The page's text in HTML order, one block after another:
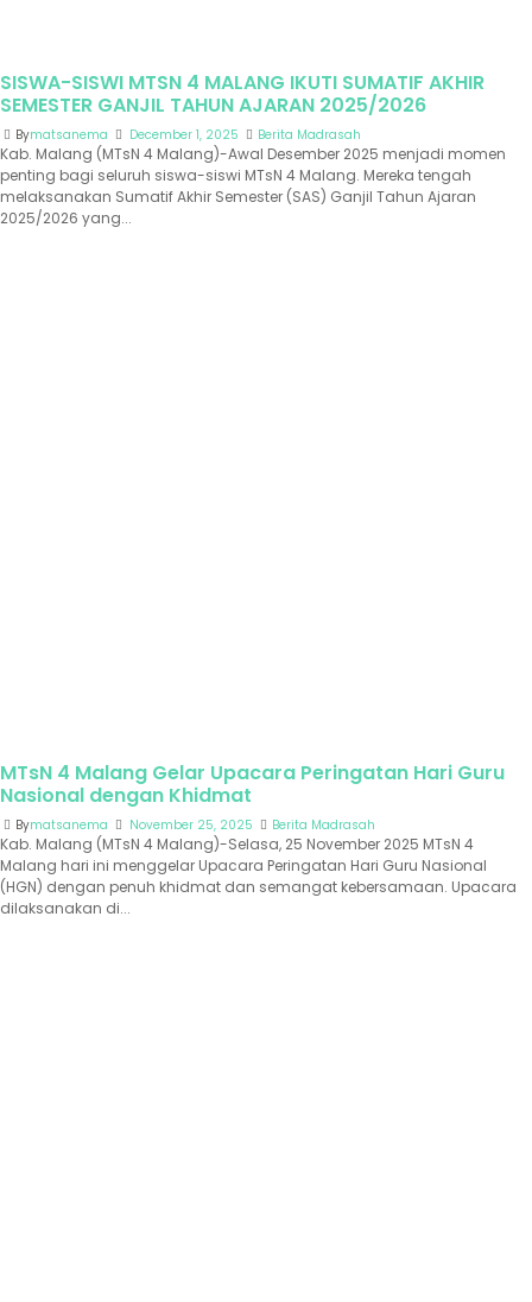
SISWA-SISWI MTSN 4 MALANG IKUTI SUMATIF AKHIR
SEMESTER GANJIL TAHUN AJARAN 2025/2026
Bymatsanema December 1, 2025 Berita Madrasah
Kab. Malang (MTsN 4 Malang)-Awal Desember 2025 menjadi momen
penting bagi seluruh siswa-siswi MTsN 4 Malang. Mereka tengah
melaksanakan Sumatif Akhir Semester (SAS) Ganjil Tahun Ajaran
2025/2026 yang...
MTsN 4 Malang Gelar Upacara Peringatan Hari Guru
Nasional dengan Khidmat
Bymatsanema November 25, 2025 Berita Madrasah
Kab. Malang (MTsN 4 Malang)-Selasa, 25 November 2025 MTsN 4
Malang hari ini menggelar Upacara Peringatan Hari Guru Nasional
(HGN) dengan penuh khidmat dan semangat kebersamaan. Upacara
dilaksanakan di...